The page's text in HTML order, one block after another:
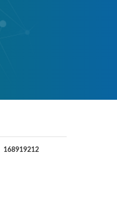
168919212